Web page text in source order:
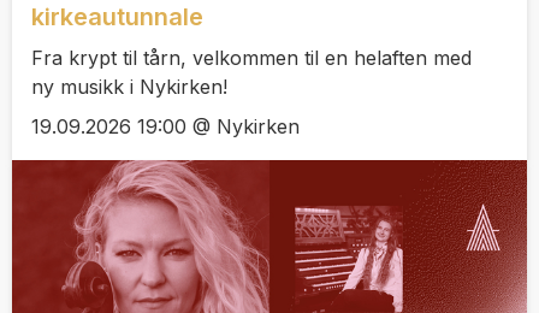
kirkeautunnale
Fra krypt til tårn, velkommen til en helaften med
ny musikk i Nykirken!
19.09.2026 19:00 @ Nykirken